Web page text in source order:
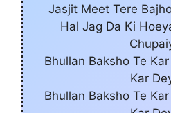
Jasjit Meet Tere
Hal Jag Da Ki
Bhullan Baksho Te
Kar
Bhullan Baksho Te